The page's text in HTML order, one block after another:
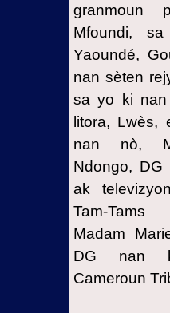
granmoun
Mfoundi,
Yaoundé,
nan sèten
sa yo ki nan
litora, Lwès,
nan nò,
Ndongo, DG
ak
Tam-Tams
Madam
DG nan
Cameroun